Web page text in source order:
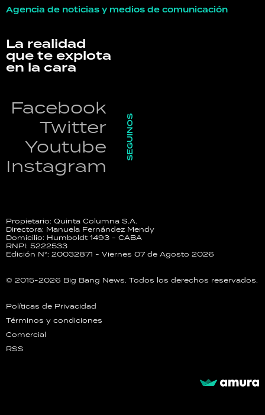
Agencia de noticias y medios de comunicación
La realidad
que te explota
en la cara
Facebook
Twitter
Youtube
Instagram
SEGUINOS
Propietario: Quinta Columna S.A.
Directora: Manuela Fernández Mendy
Domicilio: Humboldt 1493 - CABA
RNPI: 5222533
Edición N°: 20032871 - Viernes 07 de Agosto 2026
© 2015-2026 Big Bang News. Todos los derechos reservados.
Políticas de Privacidad
Términos y condiciones
Comercial
RSS